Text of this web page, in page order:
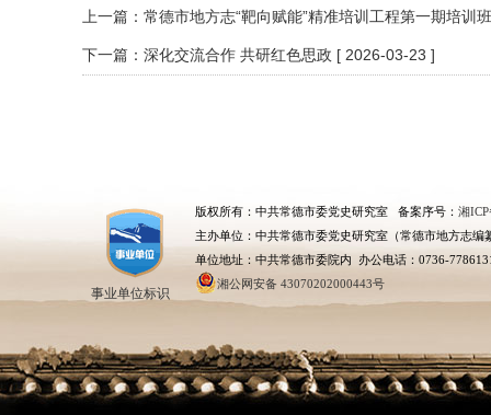
上一篇： 常德市地方志“靶向赋能”精准培训工程第一期培训
下一篇： 深化交流合作 共研红色思政 [ 2026-03-23 ]
事业单位标识
版权所有：中共常德市委党史研究室 备案序号： 湘
主办单位：中共常德市委党史研究室（常德市地方志
单位地址：中共常德市委院内 办公电话：0736-
湘公网安备 43070202000443号